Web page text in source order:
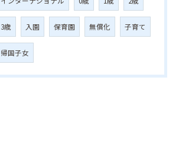
3歳 入園 保育園 無償化 子育て
帰国子女